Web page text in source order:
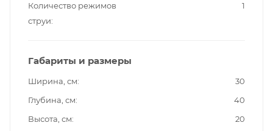
Количество режимов
струи
1
Габариты и размеры
Ширина, см
30
Глубина, см
40
Высота, см
20